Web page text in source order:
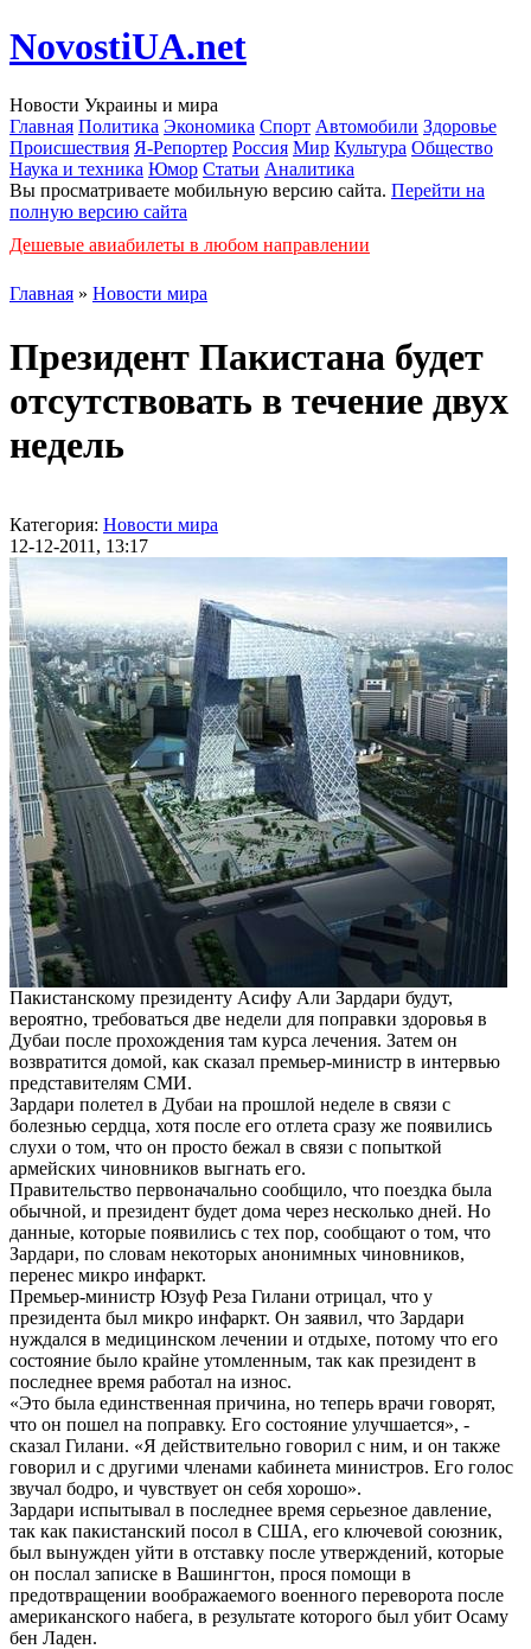
NovostiUA.net
Новости Украины и мира
Главная Политика Экономика Спорт Автомобили Здоровье
Происшествия Я-Репортер Россия Мир Культура Общество
Наука и техника Юмор Статьи Аналитика
Вы просматриваете мобильную версию сайта. Перейти на
полную версию сайта
Дешевые авиабилеты в любом направлении
Главная » Новости мира
Президент Пакистана будет
отсутствовать в течение двух
недель
Категория: Новости мира
12-12-2011, 13:17
Пакистанскому президенту Асифу Али Зардари будут,
вероятно, требоваться две недели для поправки здоровья в
Дубаи после прохождения там курса лечения. Затем он
возвратится домой, как сказал премьер-министр в интервью
представителям СМИ.
Зардари полетел в Дубаи на прошлой неделе в связи с
болезнью сердца, хотя после его отлета сразу же появились
слухи о том, что он просто бежал в связи с попыткой
армейских чиновников выгнать его.
Правительство первоначально сообщило, что поездка была
обычной, и президент будет дома через несколько дней. Но
данные, которые появились с тех пор, сообщают о том, что
Зардари, по словам некоторых анонимных чиновников,
перенес микро инфаркт.
Премьер-министр Юзуф Реза Гилани отрицал, что у
президента был микро инфаркт. Он заявил, что Зардари
нуждался в медицинском лечении и отдыхе, потому что его
состояние было крайне утомленным, так как президент в
последнее время работал на износ.
«Это была единственная причина, но теперь врачи говорят,
что он пошел на поправку. Его состояние улучшается», -
сказал Гилани. «Я действительно говорил с ним, и он также
говорил и с другими членами кабинета министров. Его голос
звучал бодро, и чувствует он себя хорошо».
Зардари испытывал в последнее время серьезное давление,
так как пакистанский посол в США, его ключевой союзник,
был вынужден уйти в отставку после утверждений, которые
он послал записке в Вашингтон, прося помощи в
предотвращении воображаемого военного переворота после
американского набега, в результате которого был убит Осаму
бен Ладен.